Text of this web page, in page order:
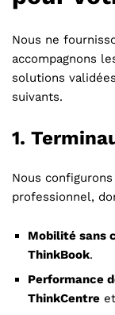
Nous ne
accompagnons
solutions
suivants.
1.
Nous
professionnel,
Mobilité sans
ThinkBook.
Performance
ThinkCentre